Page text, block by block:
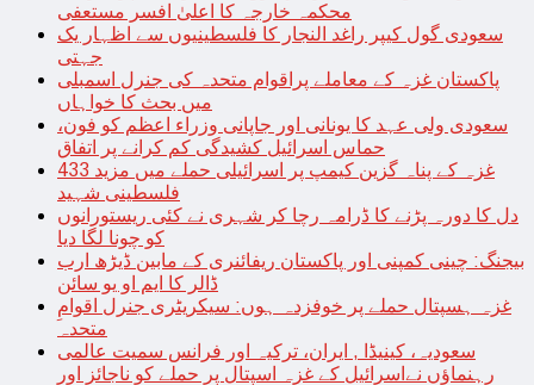
محکمہ خارجہ کا اعلیٰ افسر مستعفی
سعودی گول کیپر راغد النجار کا فلسطینیوں سے اظہار یک
جہتی
پاکستان غزہ کے معاملے پراقوام متحدہ کی جنرل اسمبلی
میں بحث کا خواہاں
سعودی ولی عہد کا یونانی اور جاپانی وزراء اعظم کو فون،
حماس اسرائیل کشیدگی کم کرانے پر اتفاق
غزہ کے پناہ گزین کیمپ پر اسرائیلی حملے میں مزید 433
فلسطینی شہید
دل کا دورہ پڑنے کا ڈرامہ رچا کر شہری نے کئی ریستورانوں
کو چونا لگا دیا
بیجنگ: چینی کمپنی اور پاکستان ریفائنری کے مابین ڈیڑھ ارب
ڈالر کا ایم او یو سائن
غزہ ہسپتال حملے پر خوفزدہ ہوں: سیکریٹری جنرل اقوامِ
متحدہ
سعودیہ، کینیڈا , ایران، ترکیہ اور فرانس سمیت عالمی
رہنماؤں نےاسرائیل کے غزہ اسپتال پر حملے کو ناجائز اور